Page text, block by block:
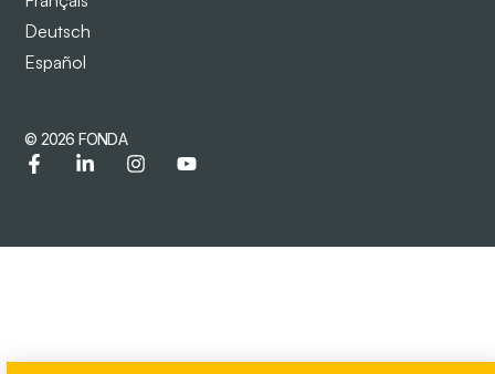
Deutsch
Español
© 2026 FONDA